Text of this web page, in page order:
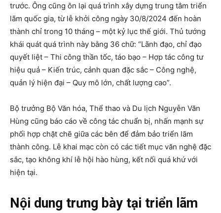
trước. Ông cũng ôn lại quá trình xây dựng trung tâm triển
lãm quốc gia, từ lễ khởi công ngày 30/8/2024 đến hoàn
thành chỉ trong 10 tháng – một kỷ lục thế giới. Thủ tướng
khái quát quá trình này bằng 36 chữ: “Lãnh đạo, chỉ đạo
quyết liệt – Thi công thần tốc, táo bạo – Hợp tác công tư
hiệu quả – Kiến trúc, cảnh quan đặc sắc – Công nghệ,
quản lý hiện đại – Quy mô lớn, chất lượng cao”.
Bộ trưởng Bộ Văn hóa, Thể thao và Du lịch Nguyễn Văn
Hùng cũng báo cáo về công tác chuẩn bị, nhấn mạnh sự
phối hợp chặt chẽ giữa các bên để đảm bảo triển lãm
thành công. Lễ khai mạc còn có các tiết mục văn nghệ đặc
sắc, tạo không khí lễ hội hào hùng, kết nối quá khứ với
hiện tại.
Nội dung trưng bày tại triển lãm